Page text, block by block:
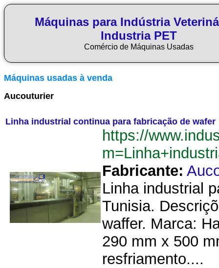
Máquinas para Indústria
Industria PET
Comércio de Máquinas Usadas
Máquinas usadas à venda
Aucouturier
Linha industrial continua para fabricação de wafer
https://
Fabricante:
Linha industrial
Tunisia.
waffer. Marca:
290 mm x 500
resfriamento....